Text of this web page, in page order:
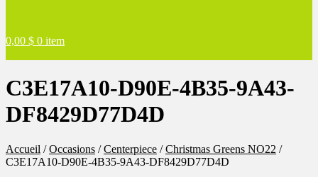
0,00 $ 0 item
C3E17A10-D90E-4B35-9A43-
DF8429D77D4D
Accueil /Occasions /Centerpiece /Christmas Greens NO22 /
C3E17A10-D90E-4B35-9A43-DF8429D77D4D